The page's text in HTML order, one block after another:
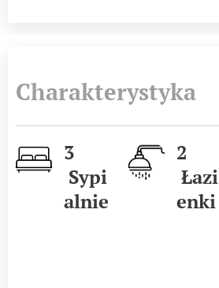
Charakterystyka
3
Sypi
alnie
2
Łazi
enki